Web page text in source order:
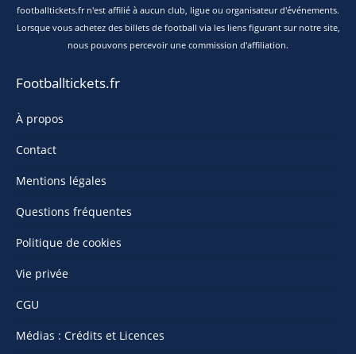
footballtickets.fr n'est affilié à aucun club, ligue ou organisateur d'événements.
Lorsque vous achetez des billets de football via les liens figurant sur notre site,
nous pouvons percevoir une commission d'affiliation.
Footballtickets.fr
À propos
Contact
Mentions légales
Questions fréquentes
Politique de cookies
Vie privée
CGU
Médias : Crédits et Licences